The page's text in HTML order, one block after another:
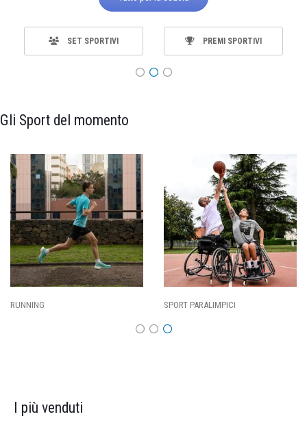
SET SPORTIVI PREMI SPORTIVI
Gli Sport del momento
CALCIO
I più venduti